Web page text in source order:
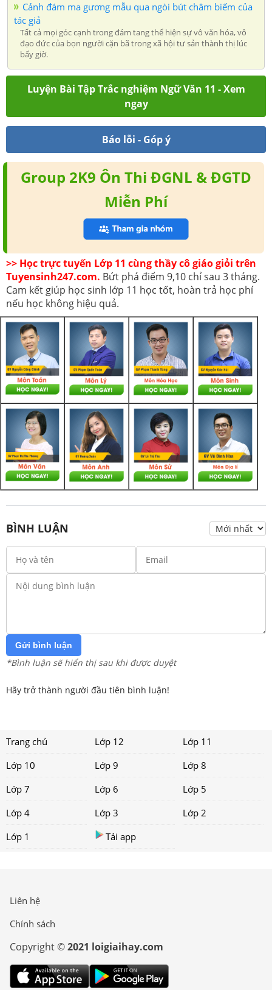
Cảnh đám ma gương mẫu qua ngòi bút châm biếm của
tác giả
Tất cả mọi góc cạnh trong đám tang thể hiện sự vô văn hóa, vô
đạo đức của bọn người cặn bã trong xã hội tư sản thành thị lúc
bấy giờ.
Luyện Bài Tập Trắc nghiệm Ngữ Văn 11 - Xem
ngay
Báo lỗi - Góp ý
Group 2K9 Ôn Thi ĐGNL & ĐGTD
Miễn Phí
>> Học trực tuyến Lớp 11 cùng thầy cô giáo giỏi trên
Tuyensinh247.com. Bứt phá điểm 9,10 chỉ sau 3 tháng.
Cam kết giúp học sinh lớp 11 học tốt, hoàn trả học phí
nếu học không hiệu quả.
BÌNH LUẬN
Gửi bình luận
*Bình luận sẽ hiển thị sau khi được duyệt
Hãy trở thành người đầu tiên bình luận!
Trang chủ Lớp 12
Lớp 11
Lớp 10
Lớp 9
Lớp 8
Lớp 7
Lớp 6
Lớp 5
Lớp 4
Lớp 3
Lớp 2
Lớp 1
Tải app
Liên hệ
Chính sách
Copyright ©2021 loigiaihay.com